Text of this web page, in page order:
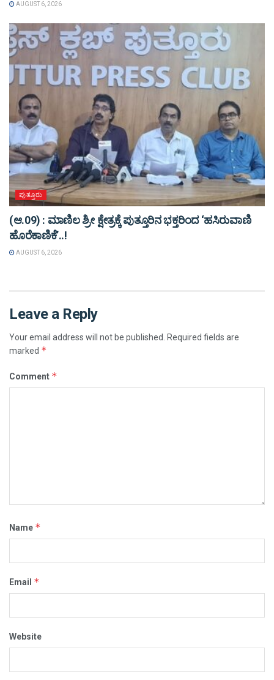
AUGUST 6, 2026
ಪುತ್ತೂರು
(ಆ.09) : ಮಾಣಿಲ ಶ್ರೀ ಕ್ಷೇತ್ರಕ್ಕೆ ಪುತ್ತೂರಿನ ಭಕ್ತರಿಂದ ‘ಹಸಿರುವಾಣಿ
ಹೊರೆಕಾಣಿಕೆ’..!
AUGUST 6, 2026
Leave a Reply
Your email address will not be published.
Required fields are
marked *
Comment *
Name *
Email *
Website